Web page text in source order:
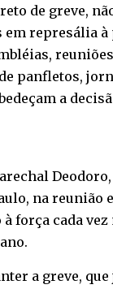
de greve,
represália
panfletos,
a
na
força cada
a greve,